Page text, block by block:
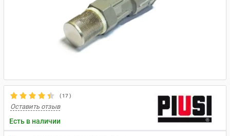
(17)
Оставить отзыв
Есть в наличии